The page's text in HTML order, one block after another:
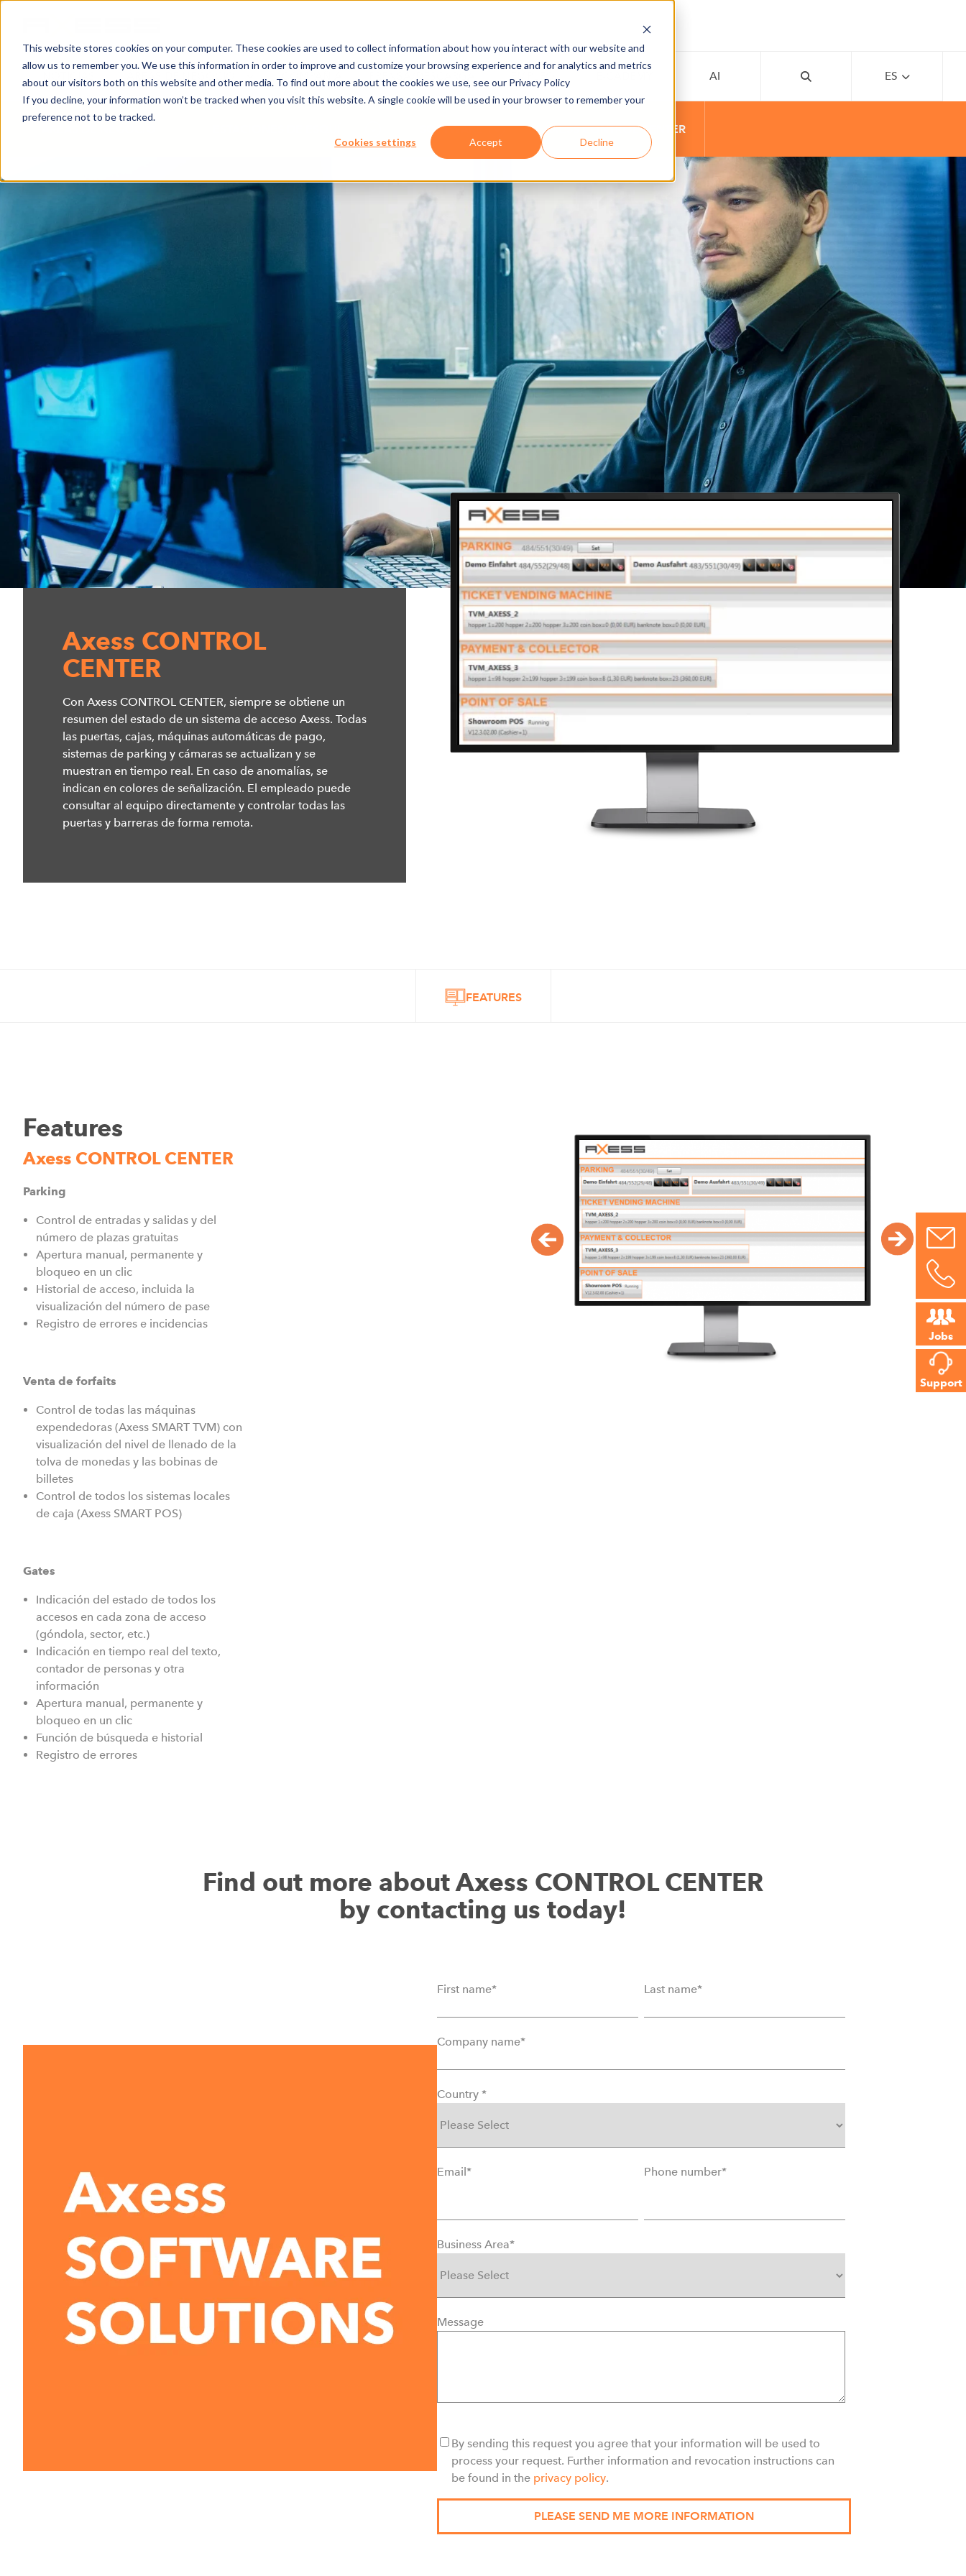
This website stores cookies on your computer. These cookies are used to collect information about how you interact with our website and
allow us to remember you. We use this information in order to improve and customize your browsing experience and for analytics and metrics
about our visitors both on this website and other media. To find out more about the cookies we use, see our Privacy Policy
If you decline, your information won’t be tracked when you visit this website. A single cookie will be used in your browser to remember your
preference not to be tracked.
Cookies settings Accept Decline
NOTICIAS ÁREAS DE NEGOCIO COMPAÑÍA PRENSA/DESCARGA EMPLEO AI ES
Jobs
Support
AXESS CONTROL CENTER
SOFTWARE
Axess CONTROL
CENTER
Con Axess CONTROL CENTER, siempre se obtiene un
resumen del estado de un sistema de acceso Axess. Todas
las puertas, cajas, máquinas automáticas de pago,
sistemas de parking y cámaras se actualizan y se
muestran en tiempo real. En caso de anomalías, se
indican en colores de señalización. El empleado puede
consultar al equipo directamente y controlar todas las
puertas y barreras de forma remota.
FEATURES
Features
Axess CONTROL CENTER
Parking
Control de entradas y salidas y del
número de plazas gratuitas
Apertura manual, permanente y
bloqueo en un clic
Historial de acceso, incluida la
visualización del número de pase
Registro de errores e incidencias
Venta de forfaits
Control de todas las máquinas
expendedoras (Axess SMART TVM) con
visualización del nivel de llenado de la
tolva de monedas y las bobinas de
billetes
Control de todos los sistemas locales
de caja (Axess SMART POS)
Gates
Indicación del estado de todos los
accesos en cada zona de acceso
(góndola, sector, etc.)
Indicación en tiempo real del texto,
contador de personas y otra
información
Apertura manual, permanente y
bloqueo en un clic
Función de búsqueda e historial
Registro de errores
Find out more about Axess CONTROL CENTER
by contacting us today!
First name* Last name*
Company name*
Country *
Email* Phone number*
Business Area*
Message
By sending this request you agree that your information will be used to
process your request. Further information and revocation instructions can
be found in the privacy policy.